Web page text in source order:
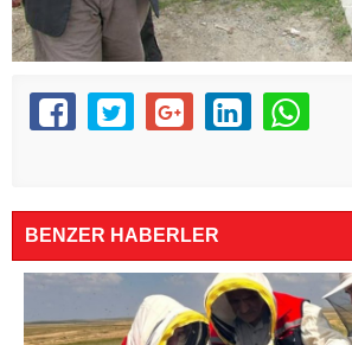
BENZER HABERLER